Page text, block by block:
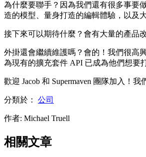
為什麼要聯手？因為我們還有很多事要
造的模型、量身打造的編輯體驗，以及
接下來可以期待什麼？會有大量的產品
外掛還會繼續維護嗎？會的！我們很高
為現有的擴充套件 API 已成為他們想要
歡迎 Jacob 和 Supermaven 團隊加入！
分類於： 公司
作者: Michael Truell
相關文章